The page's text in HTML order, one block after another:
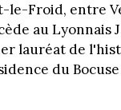
le-Froid, entre
au Lyonnais
lauréat de
du